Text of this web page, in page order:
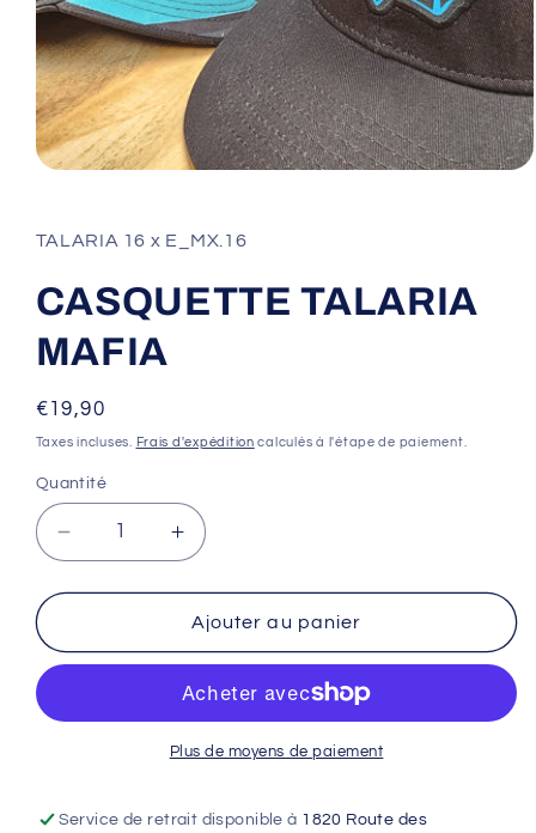
1
dans
fenêtre
modale
TALARIA 16 x E_MX.16
CASQUETTE TALARIA
MAFIA
Prix
habituel
€19,90
Taxes incluses. Frais d'expédition calculés à l'étape de paiement.
Quantité
Réduire
la
quantité
CASQUETTE
Augmenter
la
quantité
de
CASQUETTE
MAFIA
Ajouter au panier
Plus de moyens de paiement
Service de retrait disponible à 1820 Route des